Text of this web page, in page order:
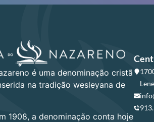
é uma denominação cristã
na tradição wesleyana de
1908, a denominação conta hoje